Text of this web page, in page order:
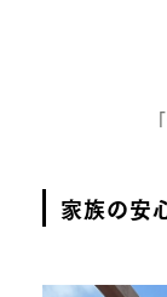
家族の安